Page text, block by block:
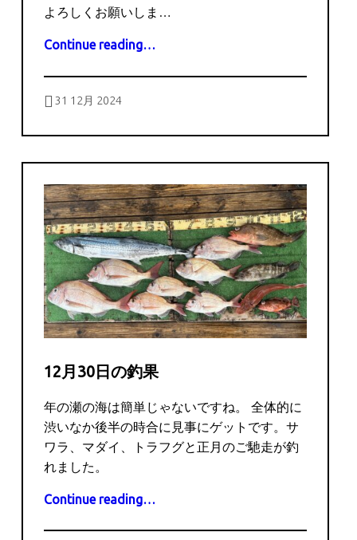
よろしくお願いしま…
Continue reading“12月31日の釣果”
…
31 12月 2024
12月30日の釣果
年の瀬の海は簡単じゃないですね。 全体的に
渋いなか後半の時合に見事にゲットです。サ
ワラ、マダイ、トラフグと正月のご馳走が釣
れました。
Continue reading“12月30日の釣果”
…